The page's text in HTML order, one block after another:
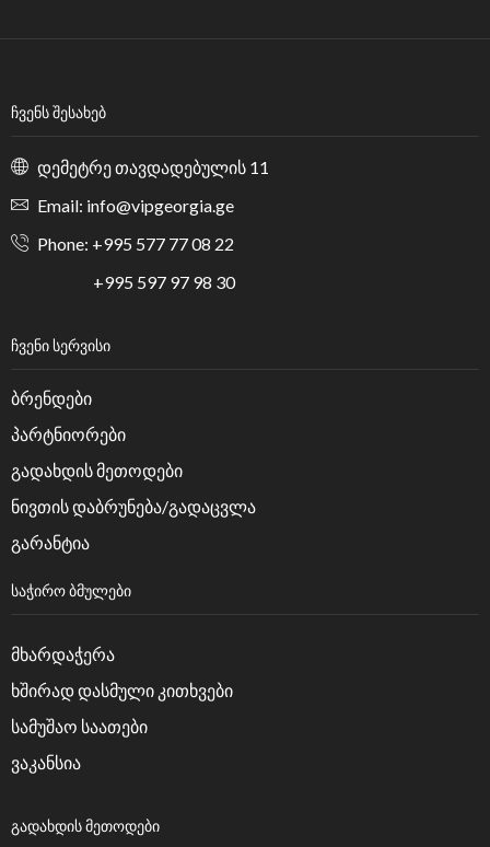
ᲩᲕᲔᲜᲡ ᲨᲔᲡᲐᲮᲔᲑ
დემეტრე თავდადებულის 11
Email: info@vipgeorgia.ge
Phone: +995 577 77 08 22
+995 597 97 98 30
ᲩᲕᲔᲜᲘ ᲡᲔᲠᲕᲘᲡᲘ
ბრენდები
პარტნიორები
გადახდის მეთოდები
ნივთის დაბრუნება/გადაცვლა
გარანტია
ᲡᲐᲭᲘᲠᲝ ᲑᲛᲣᲚᲔᲑᲘ
მხარდაჭერა
ხშირად დასმული კითხვები
სამუშაო საათები
ვაკანსია
ᲒᲐᲓᲐᲮᲓᲘᲡ ᲛᲔᲗᲝᲓᲔᲑᲘ